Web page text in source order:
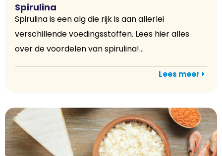
Spirulina
Spirulina is een alg die rijk is aan allerlei
verschillende voedingsstoffen. Lees hier alles
over de voordelen van spirulina!...
Lees meer